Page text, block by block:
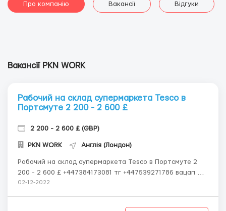
Про компанію Вакансії Відгуки
Вакансії PKN WORK
Рабочий на склад супермаркета Tesco в
Портсмуте 2 200 - 2 600 £
2 200 - 2 600 £ (GBP)
PKN WORK Англія (Лондон)
Рабочий на склад супермаркета Tesco в Портсмуте 2
200 - 2 600 £ +447384173081 тг +447539271786 вацап В
Супермаркет Tesco в Портсмут требуются сотрудники
02-12-2022